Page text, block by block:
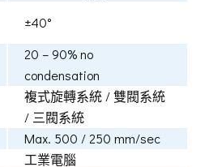
±40°
20 – 90% no
condensation
複式旋轉系統 / 雙閥系統
/ 三閥系統
Max. 500 / 250 mm/sec
工業電腦